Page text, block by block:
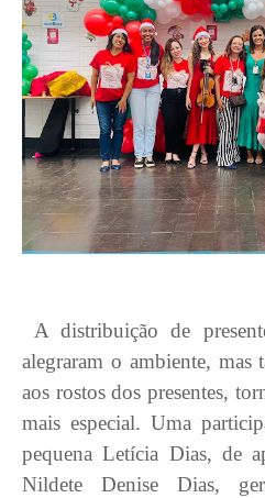
A distribuição de
alegraram o ambiente, mas
aos rostos dos presentes,
mais especial. Uma
pequena Letícia Dias, de
Nildete Denise Dias,